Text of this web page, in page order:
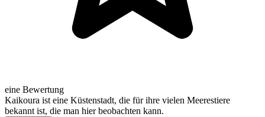
eine Bewertung
Kaikoura ist eine Küstenstadt, die für ihre vielen Meerestiere
bekannt ist, die man hier beobachten kann.